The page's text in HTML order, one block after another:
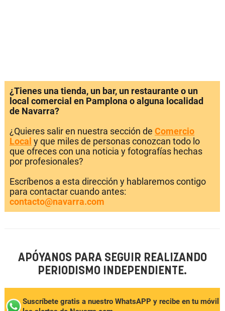
¿Tienes una tienda, un bar, un restaurante o un
local comercial en Pamplona o alguna localidad
de Navarra?
¿Quieres salir en nuestra sección de Comercio
Local y que miles de personas conozcan todo lo
que ofreces con una noticia y fotografías hechas
por profesionales?
Escríbenos a esta dirección y hablaremos contigo
para contactar cuando antes:
contacto@navarra.com
APÓYANOS PARA SEGUIR REALIZANDO
PERIODISMO INDEPENDIENTE.
Suscríbete gratis a nuestro WhatsAPP y recibe en tu móvil